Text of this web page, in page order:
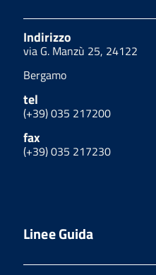
Indirizzo
via G. Manzù 25, 24122
Bergamo
tel
(+39) 035 217200
fax
(+39) 035 217230
Linee Guida